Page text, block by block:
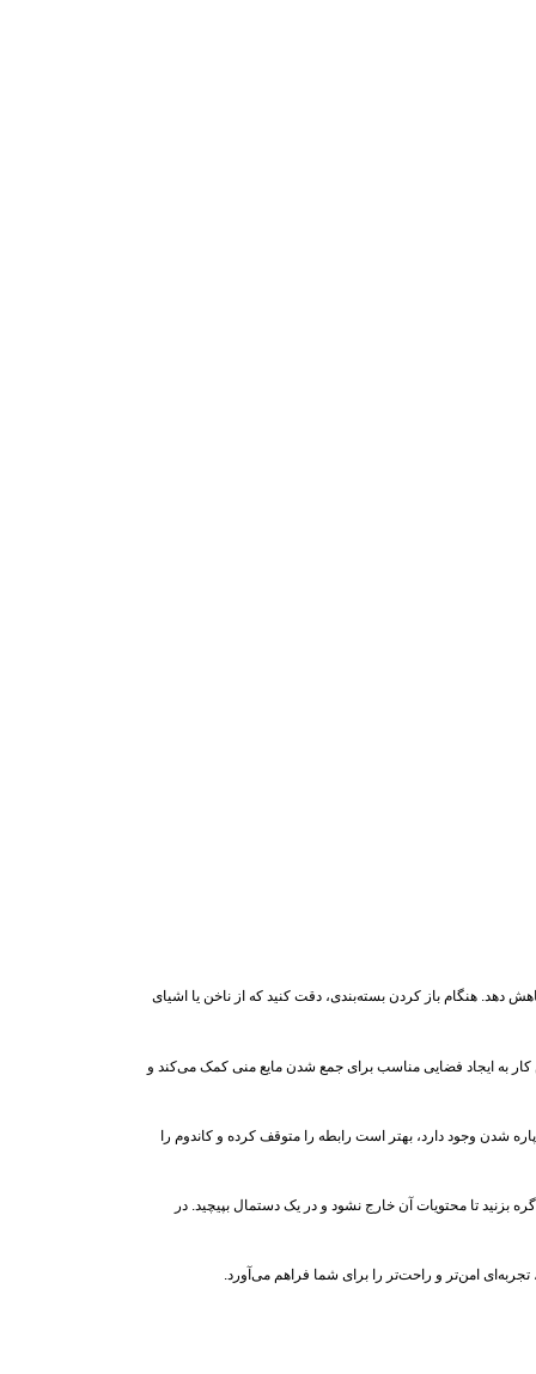
دهد. هنگام باز کردن بسته‌بندی، دقت کنید که از ناخن یا اشیای
کار به ایجاد فضایی مناسب برای جمع شدن مایع منی کمک می‌کند و
شدن وجود دارد، بهتر است رابطه را متوقف کرده و کاندوم را
بزنید تا محتویات آن خارج نشود و در یک دستمال بپیچید. در
تجربه‌ای امن‌تر و راحت‌تر را برای شما فراهم می‌آورد.